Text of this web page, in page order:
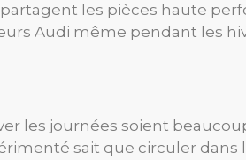
partagent les pièces haute
Audi même pendant les
les journées soient
sait que circuler